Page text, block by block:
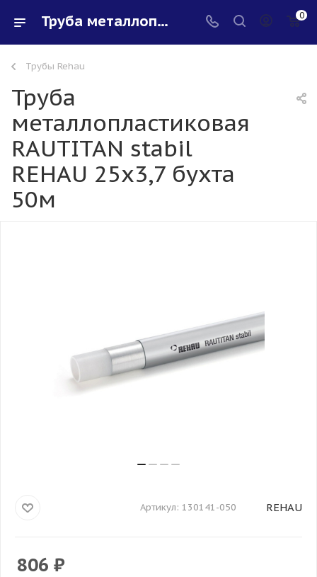
Труба металлопластиковая RAUTITAN stabil REHAU 25х3,7 бухта 50м - купить в интернет-магазине Santeh-svar 0
Трубы Rehau
Труба
металлопластиковая
RAUTITAN stabil
REHAU 25х3,7 бухта
50м
Артикул: 130141-050 REHAU
806 ₽